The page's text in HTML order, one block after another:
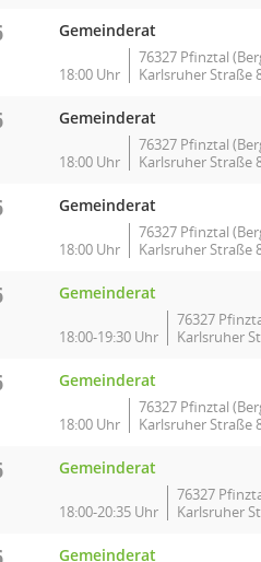
Gemeinderat
18:00 Uhr
76327 Pfinztal
Karlsruher Straße
Gemeinderat
18:00 Uhr
76327 Pfinztal
Karlsruher Straße
Gemeinderat
18:00 Uhr
76327 Pfinztal
Karlsruher Straße
Gemeinderat
18:00-19:30 Uhr
76327
Karlsruher
Gemeinderat
18:00 Uhr
76327 Pfinztal
Karlsruher Straße
Gemeinderat
18:00-20:35 Uhr
76327
Karlsruher
Gemeinderat